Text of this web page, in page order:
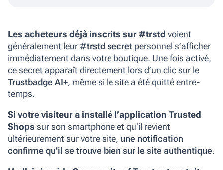
Les acheteurs déjà inscrits sur #trstd voient
généralement leur#trstd secret personnel s’afficher
immédiatement dans votre boutique. Une fois activé,
ce secret apparaît directement lors d’un clic sur le
Trustbadge AI+, même si le site a été quitté entre-
temps.
Si votre visiteur a installé l’application Trusted
Shops sur son smartphone et qu’il revient
ultérieurement sur votre site, une notification
confirme qu’il se trouve bien sur le site authentique.